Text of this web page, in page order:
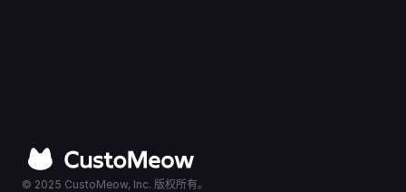
© 2025 CustoMeow, Inc. 版权所有。